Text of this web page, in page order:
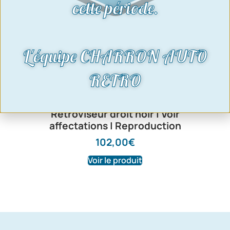
Rétroviseur droit noir | Voir
affectations | Reproduction
102,00€
Voir le produit
cette période.
L'équipe CHARRON AUTO
RETRO